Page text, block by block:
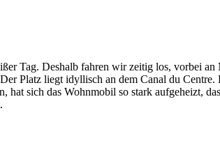
Tag. Deshalb fahren wir zeitig los, vorbei
Platz liegt idyllisch an dem Canal du
sich das Wohnmobil so stark aufgeheizt,